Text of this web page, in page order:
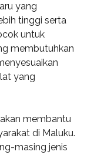
yang
tinggi serta
untuk
membutuhkan
yang
membantu
di Maluku.
masing jenis